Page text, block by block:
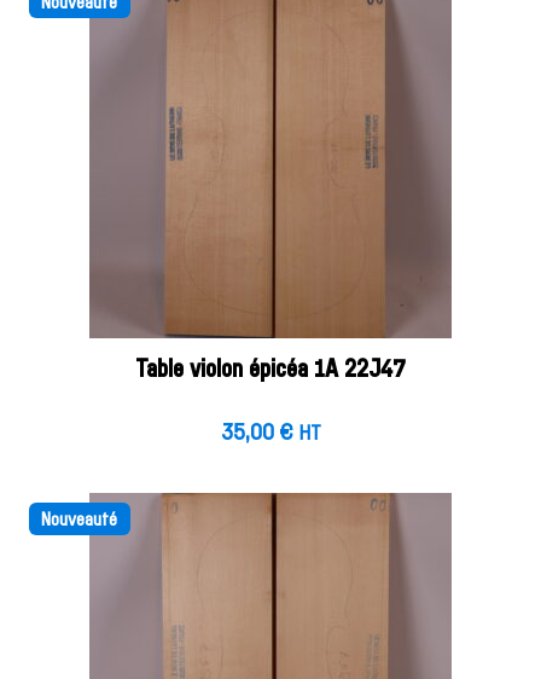
Table violon épicéa 1A 22J47
35,00 € HT
Nouveauté